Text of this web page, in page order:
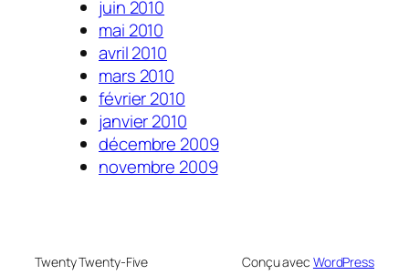
juin 2010
mai 2010
avril 2010
mars 2010
février 2010
janvier 2010
décembre 2009
novembre 2009
Twenty Twenty-Five Conçu avec WordPress